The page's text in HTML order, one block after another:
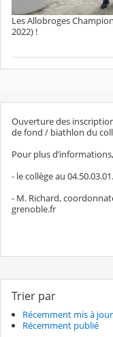
Les Allobroges
2022) !
Ouverture des
de fond / biathlon du
Pour plus
- le collège au
- M. Richard,
grenoble.fr
Trier par
Récemment mis à jour
Récemment publié